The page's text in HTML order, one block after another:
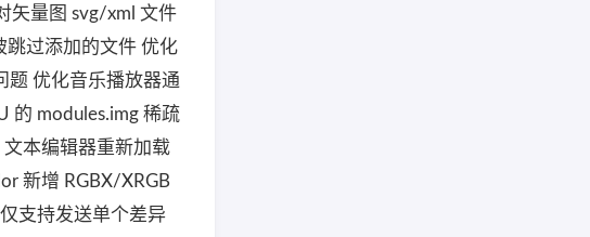
矢量图 svg/xml 文件
跳过添加的文件 优化
题 优化音乐播放器通
的 modules.img 稀疏
本编辑器重新加载
新增 RGBX/XRGB
支持发送单个差异